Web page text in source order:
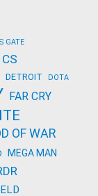
GATE
CS
DETROIT DOTA
FAR CRY
OF WAR
MEGA MAN